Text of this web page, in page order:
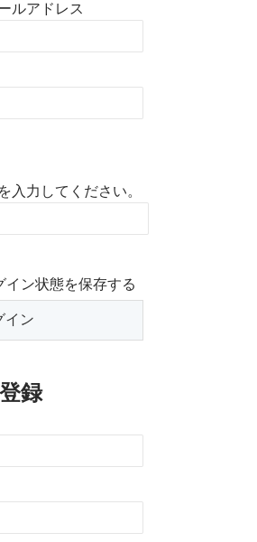
ルアドレス
入力してください。
イン状態を保存する
録